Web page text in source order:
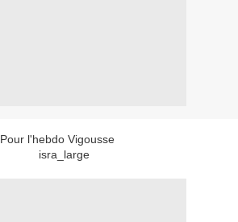
Pour l'hebdo Vigousse